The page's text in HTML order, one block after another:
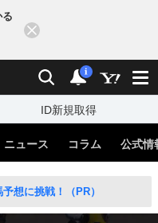
検索 通知
i
ID新規取得
ニュース コラム 公式情
想に挑戦！（PR）